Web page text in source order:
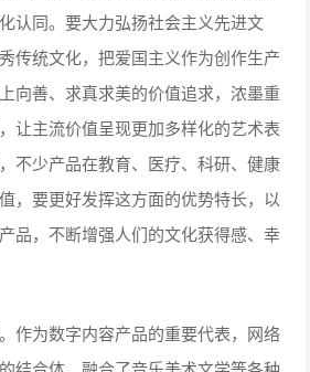
认同。要大力弘扬社会主义先进文
传统文化，把爱国主义作为创作生产
向善、求真求美的价值追求，浓墨重
让主流价值呈现更加多样化的艺术表
不少产品在教育、医疗、科研、健康
，要更好发挥这方面的优势特长，以
品，不断增强人们的文化获得感、幸
作为数字内容产品的重要代表，网络